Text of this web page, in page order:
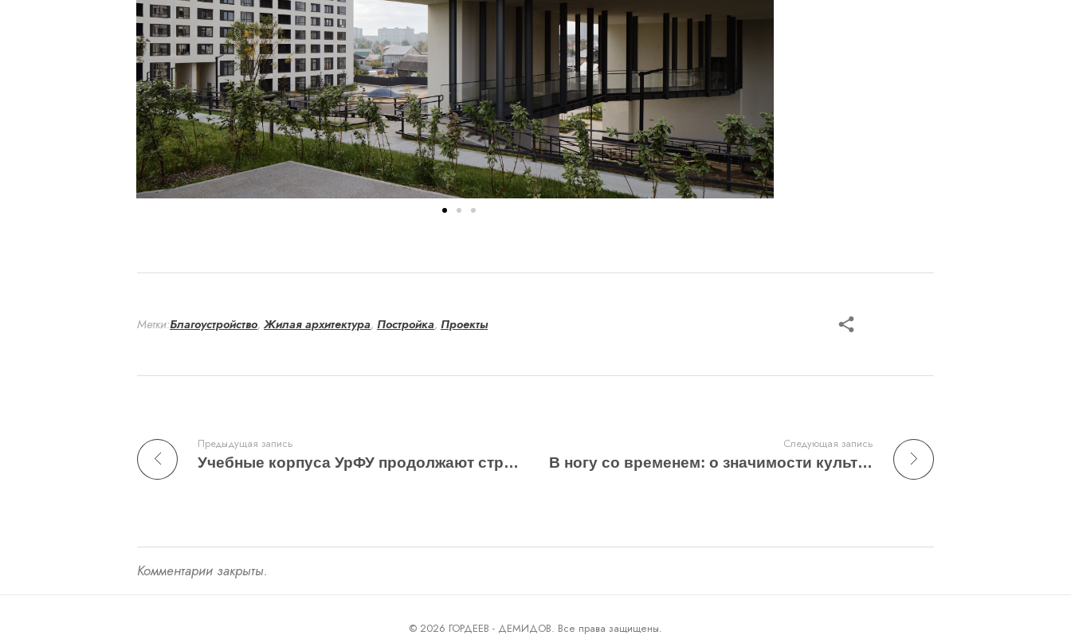
Метки:Благоустройство, Жилая архитектура, Постройка, Проекты
Предыдущая запись
Учебные корпуса УрФУ продолжают строиться
Следующая запись
В ногу со временем: о значимости культуры и пересечениях с мировой современной архитектурой
Комментарии закрыты.
© 2026 ГОРДЕЕВ - ДЕМИДОВ. Все права защищены.